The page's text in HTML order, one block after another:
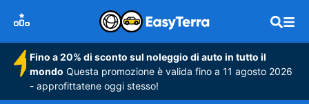
Fino a 20% di sconto sul noleggio di auto in tutto il
mondo Questa promozione è valida fino a 11 agosto 2026
- approfittatene oggi stesso!